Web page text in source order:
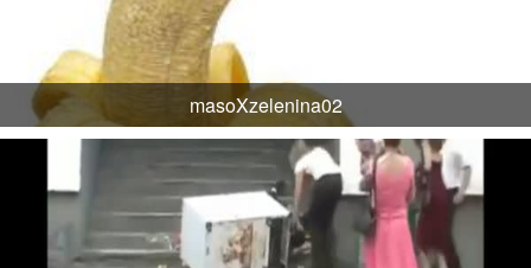
masoXzelenina02